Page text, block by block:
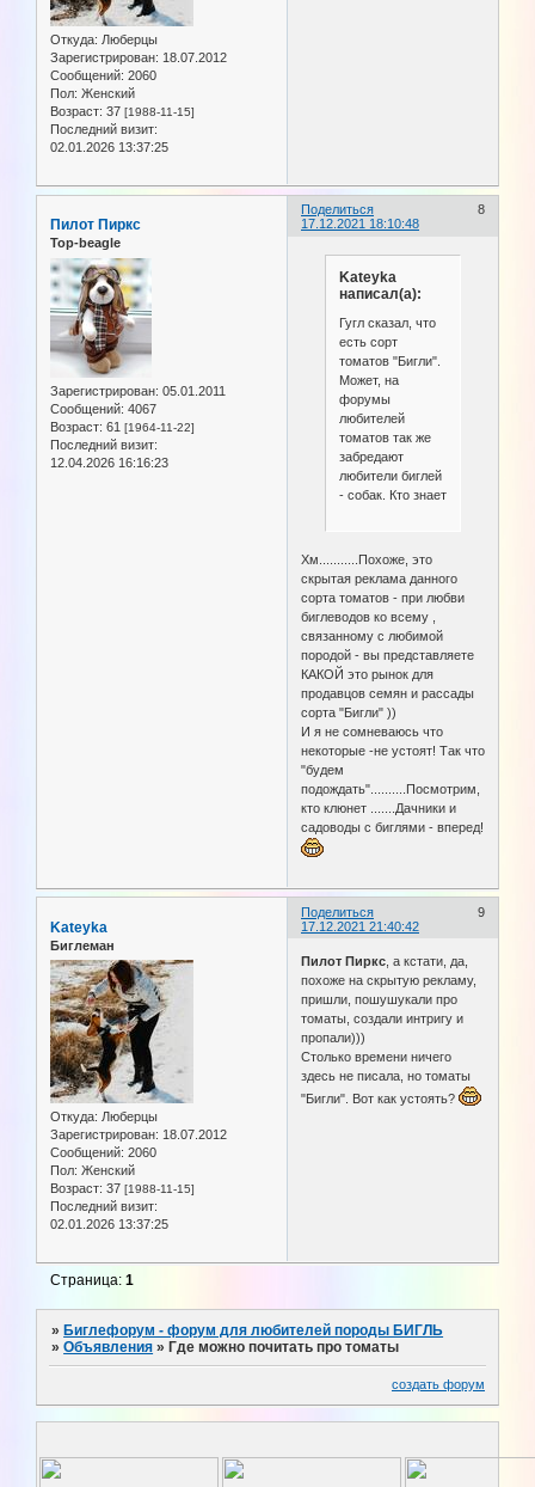
Откуда: Люберцы
Зарегистрирован: 18.07.2012
Сообщений: 2060
Пол: Женский
Возраст: 37 [1988-11-15]
Последний визит:
02.01.2026 13:37:25
Поделиться
8
17.12.2021 18:10:48
Пилот Пиркс
Top-beagle
Зарегистрирован: 05.01.2011
Сообщений: 4067
Возраст: 61 [1964-11-22]
Последний визит:
12.04.2026 16:16:23
Kateyka
написал(а):
Гугл сказал, что
есть сорт
томатов "Бигли".
Может, на
форумы
любителей
томатов так же
забредают
любители биглей
- собак. Кто знает
Хм...........Похоже, это
скрытая реклама данного
сорта томатов - при любви
биглеводов ко всему ,
связанному с любимой
породой - вы представляете
КАКОЙ это рынок для
продавцов семян и рассады
сорта "Бигли" ))
И я не сомневаюсь что
некоторые -не устоят! Так что
"будем
подождать"..........Посмотрим,
кто клюнет .......Дачники и
садоводы с биглями - вперед!
Поделиться
9
17.12.2021 21:40:42
Kateyka
Биглеман
Откуда: Люберцы
Зарегистрирован: 18.07.2012
Сообщений: 2060
Пол: Женский
Возраст: 37 [1988-11-15]
Последний визит:
02.01.2026 13:37:25
Пилот Пиркс , а кстати, да,
похоже на скрытую рекламу,
пришли, пошушукали про
томаты, создали интригу и
пропали)))
Столько времени ничего
здесь не писала, но томаты
"Бигли". Вот как устоять?
Страница:1
»Биглефорум - форум для любителей породы БИГЛЬ
»Объявления »Где можно почитать про томаты
создать форум